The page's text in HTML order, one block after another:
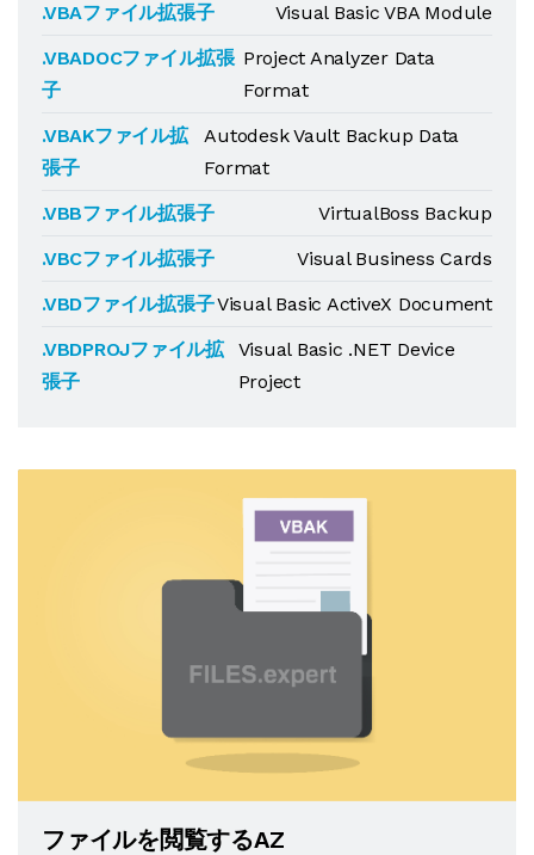
.VBAファイル拡張子
Visual Basic VBA Module
.VBADOCファイル拡張
子
Project Analyzer Data
Format
.VBAKファイル拡
張子
Autodesk Vault Backup Data
Format
.VBBファイル拡張子
VirtualBoss Backup
.VBCファイル拡張子
Visual Business Cards
.VBDファイル拡張子Visual Basic ActiveX Document
.VBDPROJファイル拡
張子
Visual Basic .NET Device
Project
ファイルを閲覧するAZ